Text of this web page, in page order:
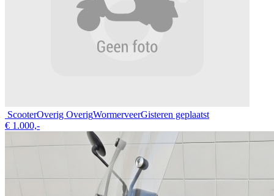
ScooterOverig OverigWormerveerGisteren geplaatst
€ 1.000,-